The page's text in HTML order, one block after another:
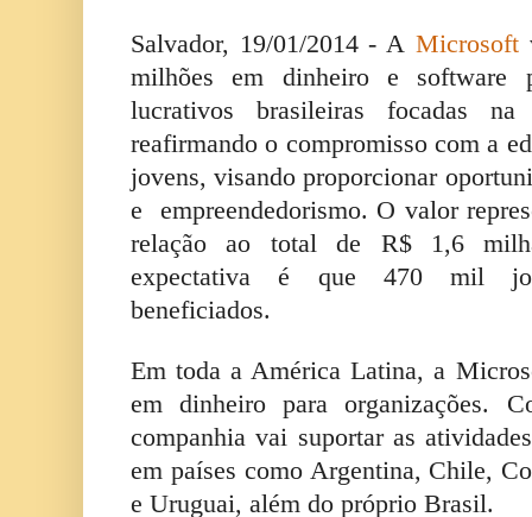
Salvador, 19/01/2014 - A Microsoft
milhões em dinheiro e software
lucrativos brasileiras focadas
reafirmando o compromisso com a
jovens, visando proporcionar
e empreendedorismo. O valor
relação ao total de R$ 1,6
expectativa é que 470 mil
beneficiados.
Em toda a América Latina, a
em dinheiro para organizações.
companhia vai suportar as
em países como Argentina, Chile,
e Uruguai, além do próprio Brasil.